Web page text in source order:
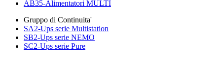
AB35-Alimentatori MULTI
Gruppo di Continuita'
SA2-Ups serie Multistation
SB2-Ups serie NEMO
SC2-Ups serie Pure